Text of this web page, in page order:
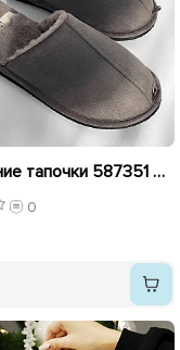
Домашние тапочки 587351 Серые
0